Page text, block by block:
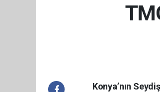
Konya’nın